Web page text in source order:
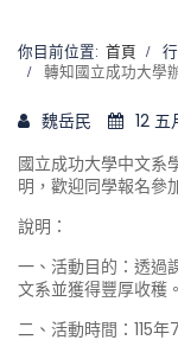
你目前位置: 首頁
轉知國立成功大學
魏岳民
12
國立成功大學中文系
明，歡迎同學報名參
說明：
一、活動目的：透過
文系並獲得豐厚收穫。
二、活動時間：115